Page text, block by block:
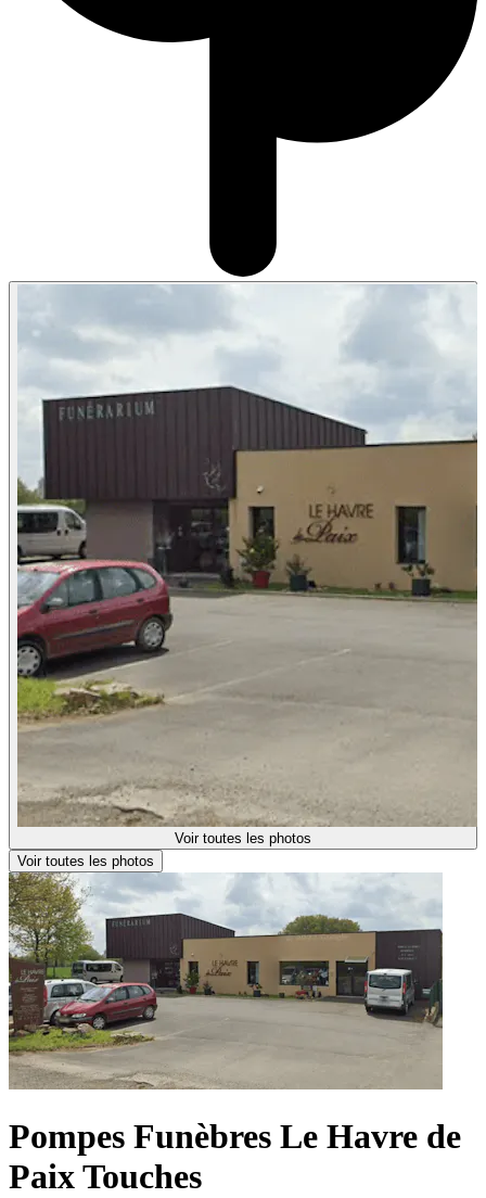
Voir toutes les photos
Voir toutes les photos
Pompes Funèbres Le Havre de
Paix Touches